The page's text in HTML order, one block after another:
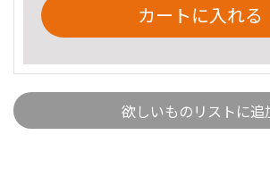
カートに入れる
欲しいものリストに追